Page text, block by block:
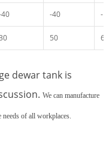
-40 -
50 60
dewar tank is
We can manufacture
needs of all workplaces.